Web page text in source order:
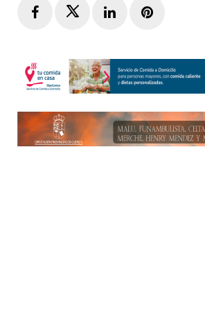
FacebookTwitterLinkedInPinterest